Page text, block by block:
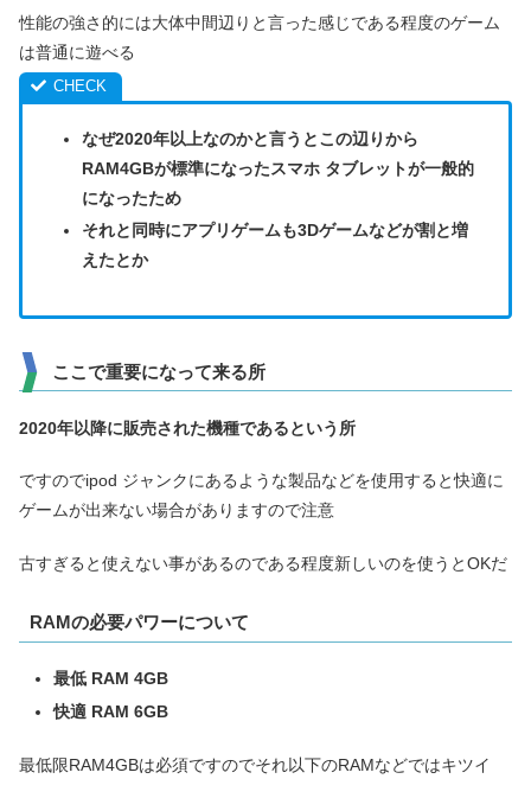
性能の強さ的には大体中間辺りと言った感じである程度のゲーム
は普通に遊べる
なぜ2020年以上なのかと言うとこの辺りから
RAM4GBが標準になったスマホ タブレットが一般的
になったため
それと同時にアプリゲームも3Dゲームなどが割と増
えたとか
ここで重要になって来る所
2020年以降に販売された機種であるという所
ですのでipod ジャンクにあるような製品などを使用すると快適に
ゲームが出来ない場合がありますので注意
古すぎると使えない事があるのである程度新しいのを使うとOKだ
RAMの必要パワーについて
最低 RAM 4GB
快適 RAM 6GB
最低限RAM4GBは必須ですのでそれ以下のRAMなどではキツイ